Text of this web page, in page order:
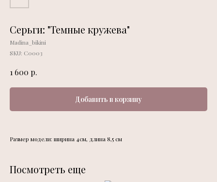
Серьги: "Темные кружева"
Madina_bikini
SKU: С0003
1 600 р.
Добавить в корзину
Размер модели: ширина 4см, длина 8,5 см
Посмотреть еще